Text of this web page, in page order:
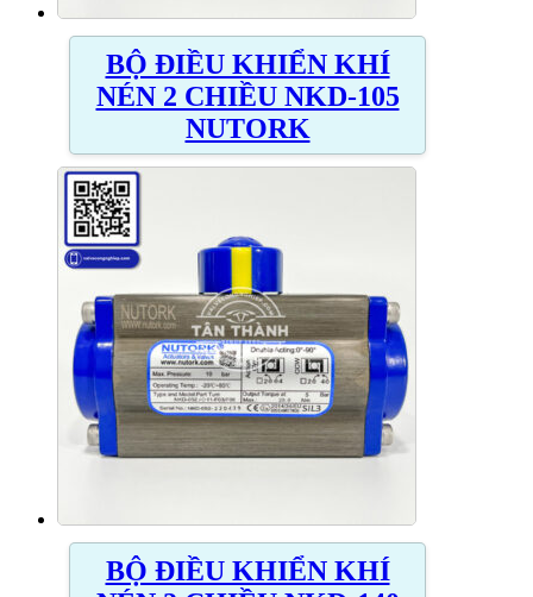
BỘ ĐIỀU KHIỂN KHÍ
NÉN 2 CHIỀU NKD-105
NUTORK
BỘ ĐIỀU KHIỂN KHÍ